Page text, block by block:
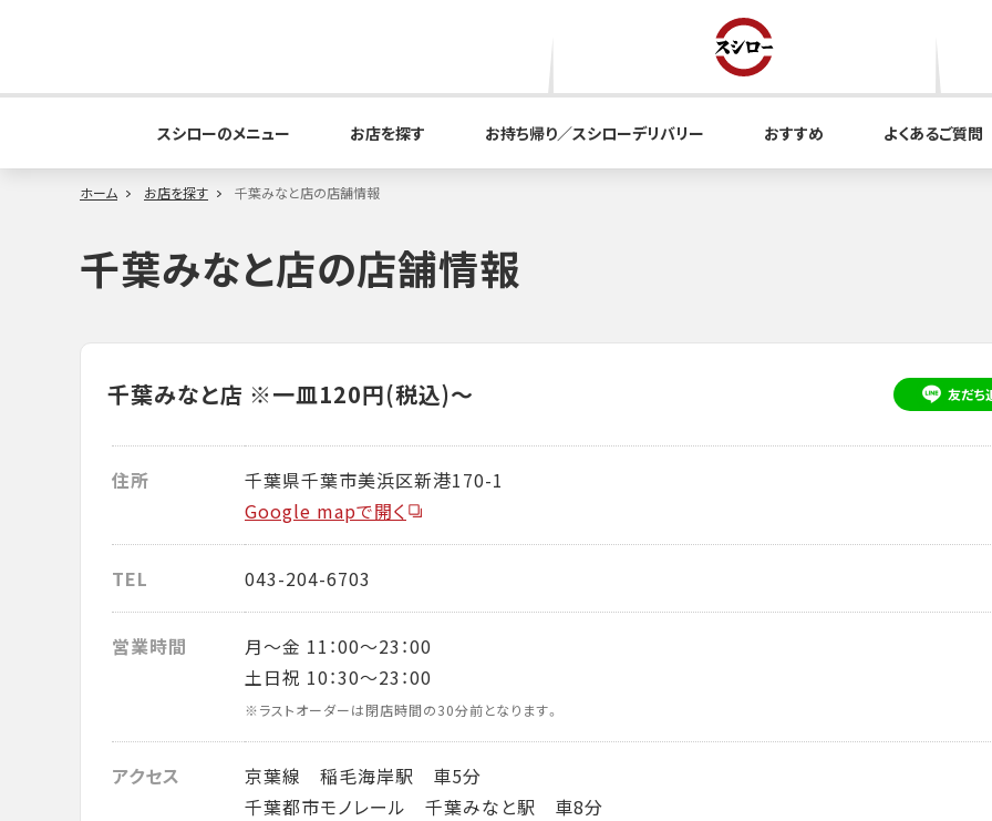
スシローのメニュー お店を探す お持ち帰り／スシローデリバリー おすすめ よくあるご質問
ホーム お店を探す 千葉みなと店の店舗情報
千葉みなと店の店舗情報
千葉みなと店 ※一皿120円(税込)～ 友だち
住所
千葉県千葉市美浜区新港170-1
Google mapで開く
TEL 043-204-6703
営業時間
月～金 11：00～23：00
土日祝 10：30～23：00
※ラストオーダーは閉店時間の30分前となります。
アクセス
京葉線 稲毛海岸駅 車5分
千葉都市モノレール 千葉みなと駅 車8分